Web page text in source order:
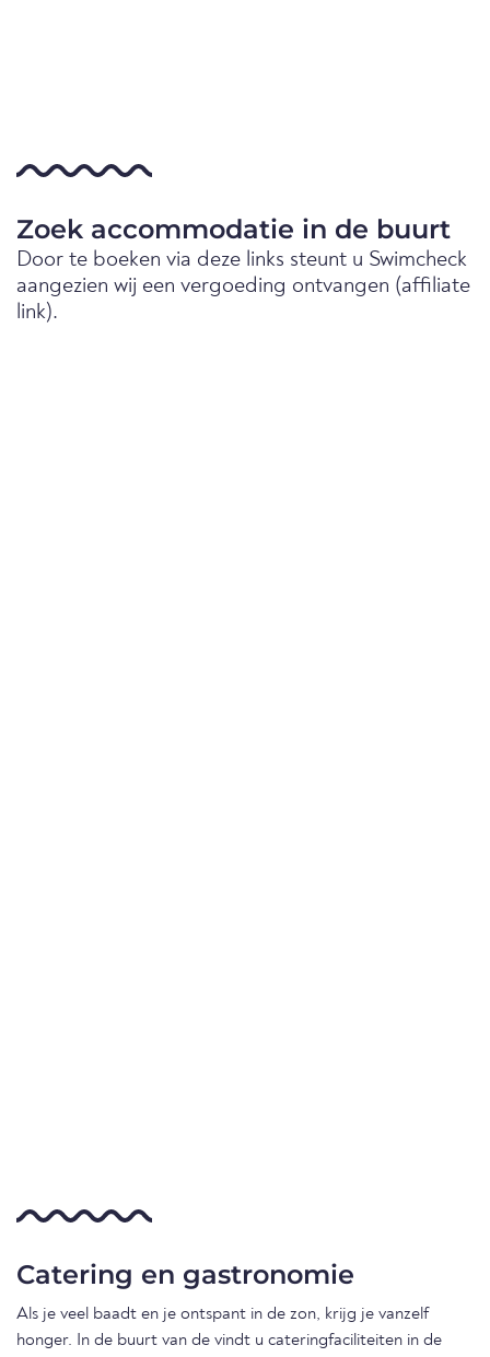
Zoek accommodatie in de buurt
Door te boeken via deze links steunt u Swimcheck
aangezien wij een vergoeding ontvangen (affiliate
link).
Catering en gastronomie
Als je veel baadt en je ontspant in de zon, krijg je vanzelf
honger. In de buurt van de vindt u cateringfaciliteiten in de